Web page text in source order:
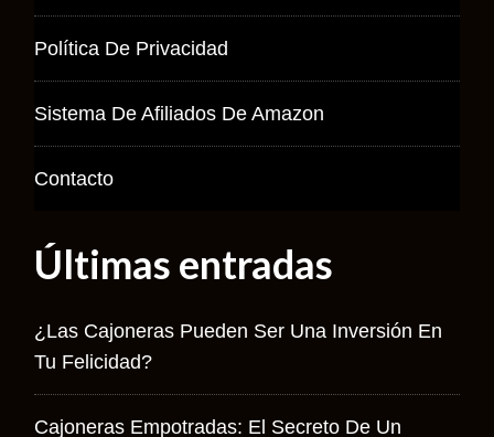
Política De Privacidad
Sistema De Afiliados De Amazon
Contacto
Últimas entradas
¿Las Cajoneras Pueden Ser Una Inversión En
Tu Felicidad?
Cajoneras Empotradas: El Secreto De Un